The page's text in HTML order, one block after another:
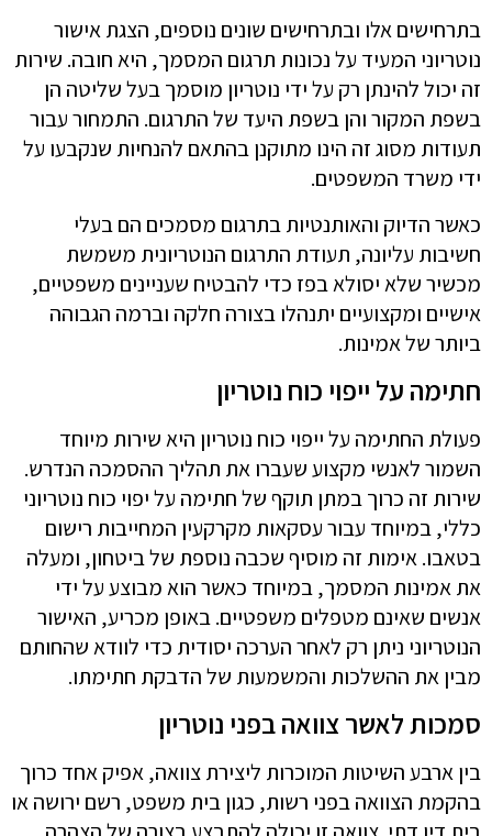
בתרחישים אלו ובתרחישים שונים נוספים, הצגת אישור
נוטריוני המעיד על נכונות תרגום המסמך, היא חובה. שירות
זה יכול להינתן רק על ידי נוטריון מוסמך בעל שליטה הן
בשפת המקור והן בשפת היעד של התרגום. התמחור עבור
תעודות מסוג זה הינו מתוקנן בהתאם להנחיות שנקבעו על
ידי משרד המשפטים.
כאשר הדיוק והאותנטיות בתרגום מסמכים הם בעלי
חשיבות עליונה, תעודת התרגום הנוטריונית משמשת
מכשיר שלא יסולא בפז כדי להבטיח שעניינים משפטיים,
אישיים ומקצועיים יתנהלו בצורה חלקה וברמה הגבוהה
ביותר של אמינות.
חתימה על ייפוי כוח נוטריון
פעולת החתימה על ייפוי כוח נוטריון היא שירות מיוחד
השמור לאנשי מקצוע שעברו את תהליך ההסמכה הנדרש.
שירות זה כרוך במתן תוקף של חתימה על יפוי כוח נוטריוני
כללי, במיוחד עבור עסקאות מקרקעין המחייבות רישום
בטאבו. אימות זה מוסיף שכבה נוספת של ביטחון, ומעלה
את אמינות המסמך, במיוחד כאשר הוא מבוצע על ידי
אנשים שאינם מטפלים משפטיים. באופן מכריע, האישור
הנוטריוני ניתן רק לאחר הערכה יסודית כדי לוודא שהחותם
מבין את ההשלכות והמשמעות של הדבקת חתימתו.
סמכות לאשר צוואה בפני נוטריון
בין ארבע השיטות המוכרות ליצירת צוואה, אפיק אחד כרוך
בהקמת הצוואה בפני רשות, כגון בית משפט, רשם ירושה או